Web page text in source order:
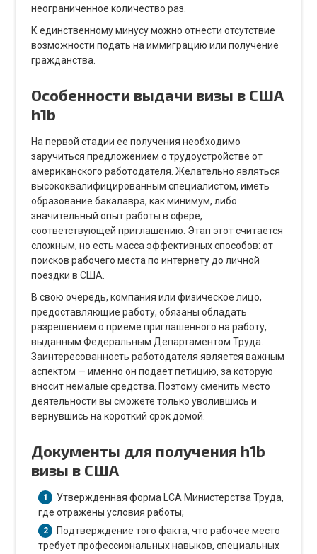
неограниченное количество раз.
К единственному минусу можно отнести отсутствие
возможности подать на иммиграцию или получение
гражданства.
Особенности выдачи визы в США
h1b
На первой стадии ее получения необходимо
заручиться предложением о трудоустройстве от
американского работодателя. Желательно являться
высококвалифицированным специалистом, иметь
образование бакалавра, как минимум, либо
значительный опыт работы в сфере,
соответствующей приглашению. Этап этот считается
сложным, но есть масса эффективных способов: от
поисков рабочего места по интернету до личной
поездки в США.
В свою очередь, компания или физическое лицо,
предоставляющие работу, обязаны обладать
разрешением о приеме приглашенного на работу,
выданным Федеральным Департаментом Труда.
Заинтересованность работодателя является важным
аспектом — именно он подает петицию, за которую
вносит немалые средства. Поэтому сменить место
деятельности вы сможете только уволившись и
вернувшись на короткий срок домой.
Документы для получения h1b
визы в США
1
Утвержденная форма LCA Министерства Труда,
где отражены условия работы;
2
Подтверждение того факта, что рабочее место
требует профессиональных навыков, специальных